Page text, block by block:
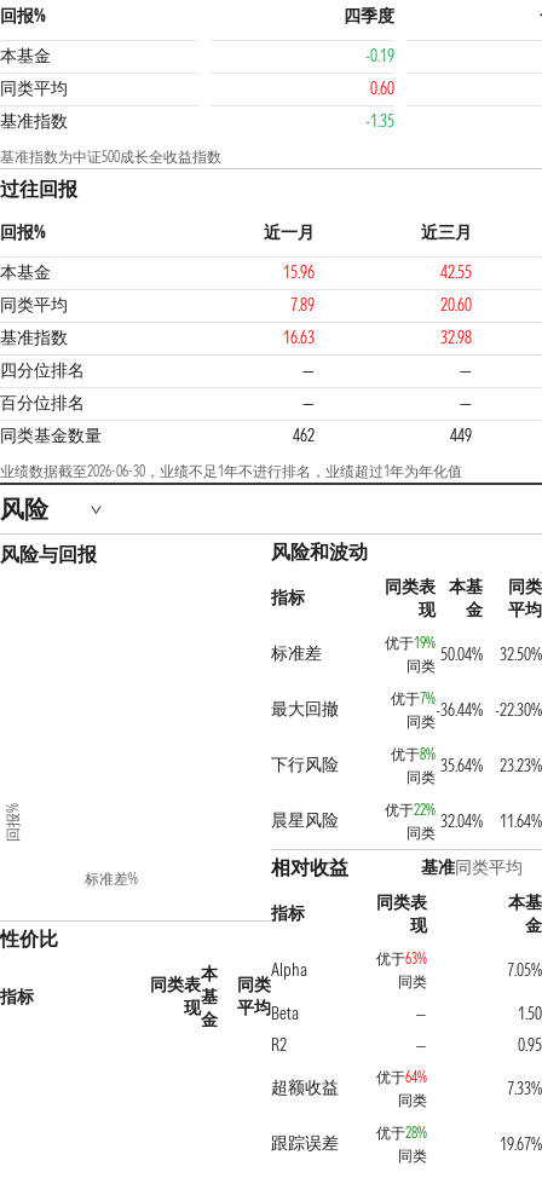
回报%
四季度
本基金
-0.19
同类平均
0.60
基准指数
-1.35
基准指数为中证500成长全收益指数
过往回报
回报% 近一月
近三月
本基金
15.96
42.55
同类平均
7.89
20.60
基准指数
16.63
32.98
四分位排名
—
—
百分位排名
—
—
同类基金数量
462 449
业绩数据截至2026-06-30，业绩不足1年不进行排名，业绩超过1年为年化值
风险
风险与回报
标准差%
回报%
性价比
指标
同类表
现
本
基
金
同类
平均
风险和波动
指标
同类表
现
本基
金
同类
平均
标准差
优于19%
同类
50.04% 32.50%
最大回撤 优于7%
同类
-36.44% -22.30%
下行风险 优于8%
同类
35.64% 23.23%
晨星风险 优于22%
同类
32.04% 11.64%
相对收益 基准同类平均
指标
同类表
现
本基
金
Alpha
优于63%
同类
7.05%
Beta
—
1.50
R2
—
0.95
超额收益
优于64%
同类
7.33%
跟踪误差 优于28%
同类
19.67%